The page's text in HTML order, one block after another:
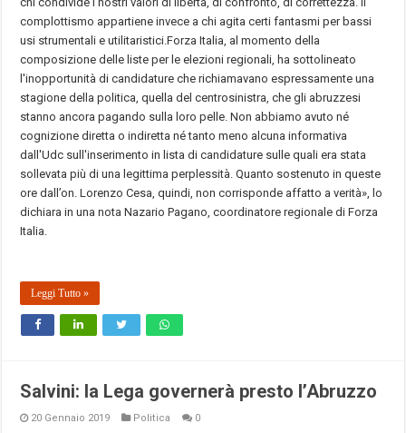
complottismo appartiene invece a chi agita certi fantasmi per bassi
usi strumentali e utilitaristici.Forza Italia, al momento della
composizione delle liste per le elezioni regionali, ha sottolineato
l'inopportunità di candidature che richiamavano espressamente una
stagione della politica, quella del centrosinistra, che gli abruzzesi
stanno ancora pagando sulla loro pelle. Non abbiamo avuto né
cognizione diretta o indiretta né tanto meno alcuna informativa
dall'Udc sull'inserimento in lista di candidature sulle quali era stata
sollevata più di una legittima perplessità. Quanto sostenuto in queste
ore dall’on. Lorenzo Cesa, quindi, non corrisponde affatto a verità», lo
dichiara in una nota Nazario Pagano, coordinatore regionale di Forza
Italia.
Leggi Tutto »
Salvini: la Lega governerà presto l’Abruzzo
20 Gennaio 2019 Politica 0